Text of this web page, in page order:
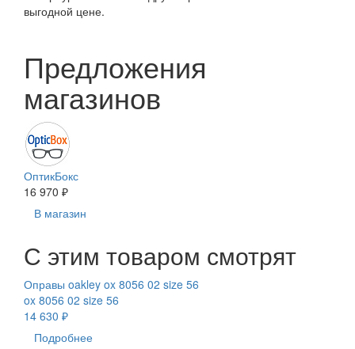
выгодной цене.
Предложения
магазинов
ОптикБокс
16 970 ₽
В магазин
С этим товаром смотрят
Оправы oakley ox 8056 02 size 56
ox 8056 02 size 56
14 630 ₽
Подробнее